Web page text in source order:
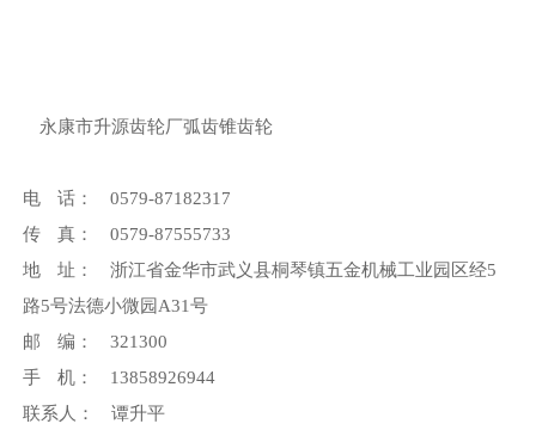
永康市升源齿轮厂弧齿锥齿轮
电 话： 0579-87182317
传 真： 0579-87555733
地 址： 浙江省金华市武义县桐琴镇五金机械工业园区经5
路5号法德小微园A31号
邮 编： 321300
手 机： 13858926944
联系人： 谭升平